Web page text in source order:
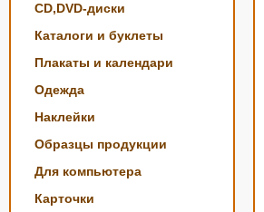
CD,DVD-диски
Каталоги и буклеты
Плакаты и календари
Одежда
Наклейки
Образцы продукции
Для компьютера
Карточки